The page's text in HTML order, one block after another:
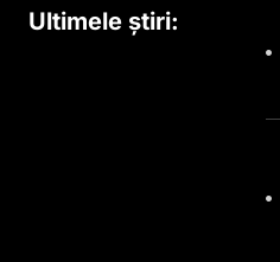
Ultimele știri: